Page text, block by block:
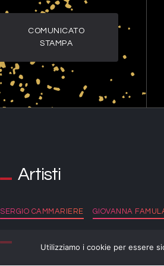
COMUNICATO
STAMPA
Artisti
SERGIO CAMMARIERE GIOVANNA
Utilizziamo i cookie per essere